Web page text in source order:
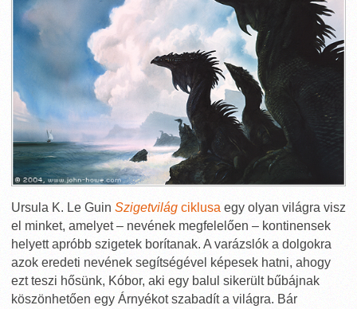
Ursula K. Le Guin Szigetvilág ciklusa egy olyan világra visz
el minket, amelyet – nevének megfelelően – kontinensek
helyett apróbb szigetek borítanak. A varázslók a dolgokra
azok eredeti nevének segítségével képesek hatni, ahogy
ezt teszi hősünk, Kóbor, aki egy balul sikerült bűbájnak
köszönhetően egy Árnyékot szabadít a világra. Bár